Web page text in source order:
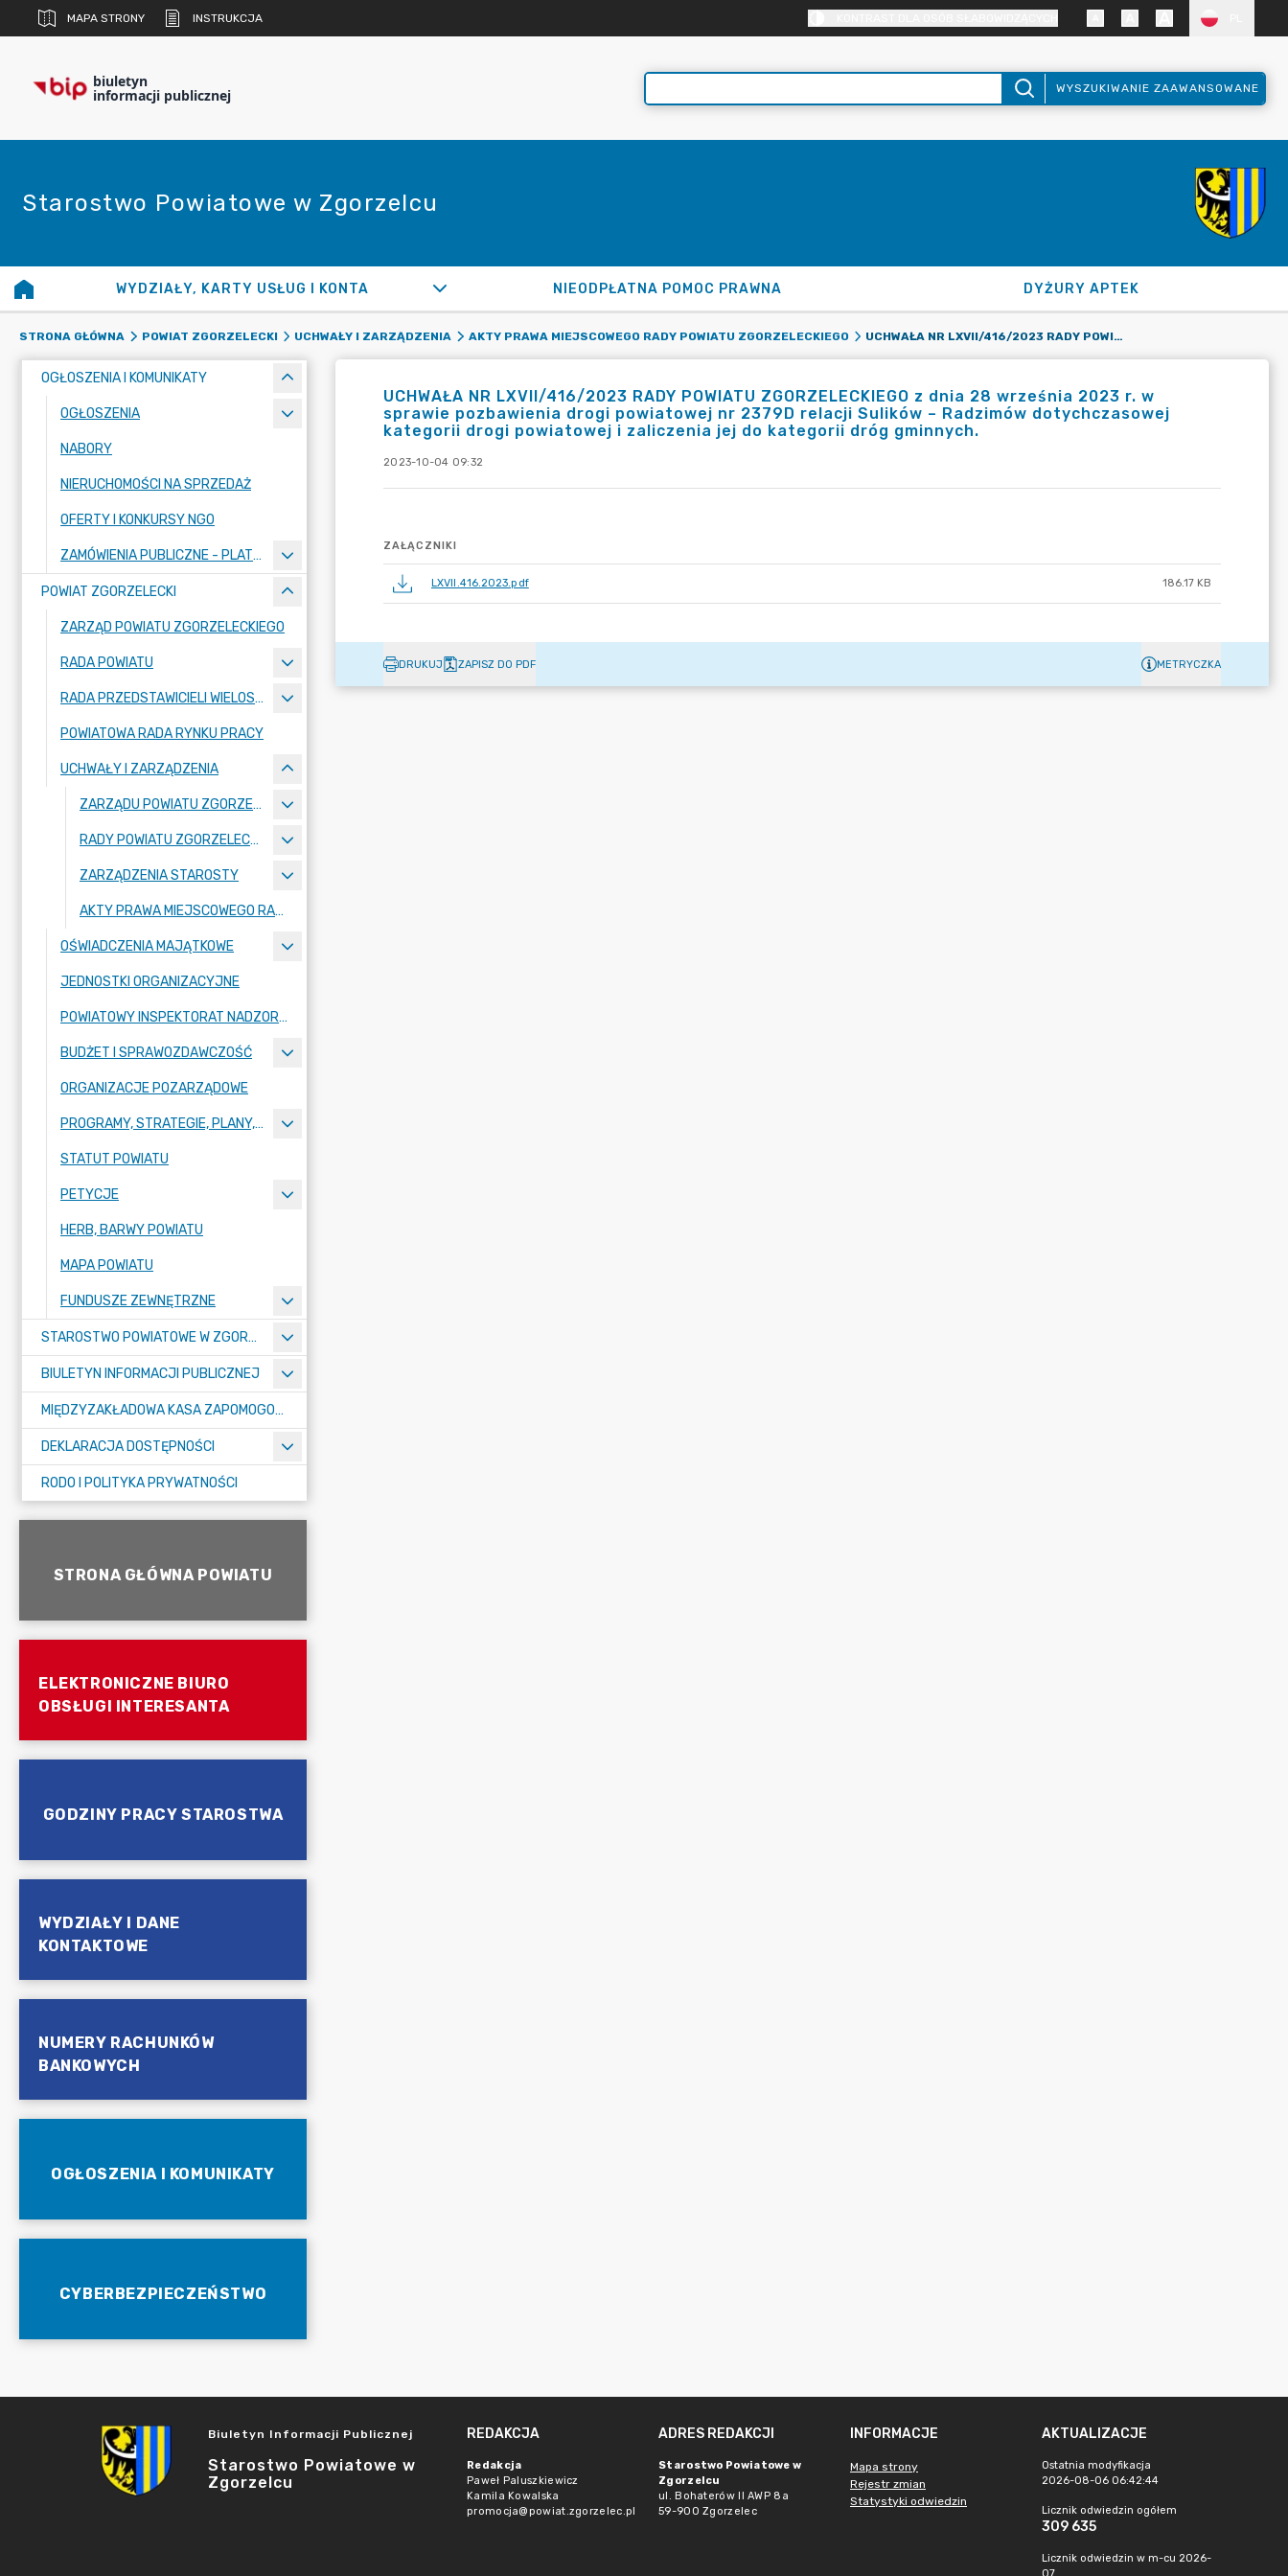
MAPA STRONY INSTRUKCJA
biuletyn
informacji publicznej WYSZUKIWANIE ZAAWANSOWANE
Starostwo Powiatowe w Zgorzelcu
WYDZIAŁY, KARTY USŁUG I KONTA NIEODPŁATNA POMOC PRAWNA DYŻURY APTEK
STRONA GŁÓWNA POWIAT ZGORZELECKI UCHWAŁY I ZARZĄDZENIA AKTY PRAWA MIEJSCOWEGO RADY POWIATU ZGORZELECKIEGO UCHWAŁA NR LXVII/416/2023 RADY POWIATU ZGORZELECKIEGO Z DNIA 28 WRZEŚNIA 2023 R. W SPRAWIE POZBAWIENIA DROGI POWIATOWEJ NR 2379D RELACJI SULIKÓW – RADZIMÓW DOTYCHCZASOWEJ KATEGORII DROGI POWIATOWEJ I ZALICZENIA JEJ DO KATEGORII DRÓG GMINNYCH.
OGŁOSZENIA I KOMUNIKATY
OGŁOSZENIA
NABORY
NIERUCHOMOŚCI NA SPRZEDAŻ
OFERTY I KONKURSY NGO
ZAMÓWIENIA PUBLICZNE - PLATFORMA ZAKUPOWA
POWIAT ZGORZELECKI
ZARZĄD POWIATU ZGORZELECKIEGO
RADA POWIATU
RADA PRZEDSTAWICIELI WIELOSPECJALISTYCZNEGO ZESPOŁU OPIEKI ZDROWOTNEJ "BOLESŁAWIEC-ZGORZELEC" SAMODZIELNEGO PUBLICZNEGO ZAKŁADU OPIEKI ZDROWOTNEJ
POWIATOWA RADA RYNKU PRACY
UCHWAŁY I ZARZĄDZENIA
ZARZĄDU POWIATU ZGORZELECKIEGO
RADY POWIATU ZGORZELECKIEGO
ZARZĄDZENIA STAROSTY
AKTY PRAWA MIEJSCOWEGO RADY POWIATU ZGORZELECKIEGO
OŚWIADCZENIA MAJĄTKOWE
JEDNOSTKI ORGANIZACYJNE
POWIATOWY INSPEKTORAT NADZORU BUDOWLANEGO
BUDŻET I SPRAWOZDAWCZOŚĆ
ORGANIZACJE POZARZĄDOWE
PROGRAMY, STRATEGIE, PLANY, RAPORTY
STATUT POWIATU
PETYCJE
HERB, BARWY POWIATU
MAPA POWIATU
FUNDUSZE ZEWNĘTRZNE
STAROSTWO POWIATOWE W ZGORZELCU
BIULETYN INFORMACJI PUBLICZNEJ
MIĘDZYZAKŁADOWA KASA ZAPOMOGOWO-POŻYCZKOWA
DEKLARACJA DOSTĘPNOŚCI
RODO I POLITYKA PRYWATNOŚCI
STRONA GŁÓWNA POWIATU
ELEKTRONICZNE BIURO
OBSŁUGI INTERESANTA
GODZINY PRACY STAROSTWA
WYDZIAŁY I DANE
KONTAKTOWE
NUMERY RACHUNKÓW
BANKOWYCH
OGŁOSZENIA I KOMUNIKATY
CYBERBEZPIECZEŃSTWO
UCHWAŁA NR LXVII/416/2023 RADY POWIATU ZGORZELECKIEGO z dnia 28 września 2023 r. w
sprawie pozbawienia drogi powiatowej nr 2379D relacji Sulików – Radzimów dotychczasowej
kategorii drogi powiatowej i zaliczenia jej do kategorii dróg gminnych.
2023-10-04 09:32
ZAŁĄCZNIKI
LXVII.416.2023.pdf 186.17 KB
DRUKUJ ZAPISZ DO PDF METRYCZKA
Biuletyn Informacji Publicznej
Starostwo Powiatowe w
Zgorzelcu
REDAKCJA
Redakcja
Paweł Paluszkiewicz
Kamila Kowalska
promocja@powiat.zgorzelec.pl
ADRES REDAKCJI
Starostwo Powiatowe w
Zgorzelcu
ul. Bohaterów II AWP 8a
59-900 Zgorzelec
INFORMACJE
Mapa strony
Rejestr zmian
Statystyki odwiedzin
AKTUALIZACJE
Ostatnia modyfikacja
2026-08-06 06:42:44
Licznik odwiedzin ogółem
309 635
Licznik odwiedzin w m-cu 2026-